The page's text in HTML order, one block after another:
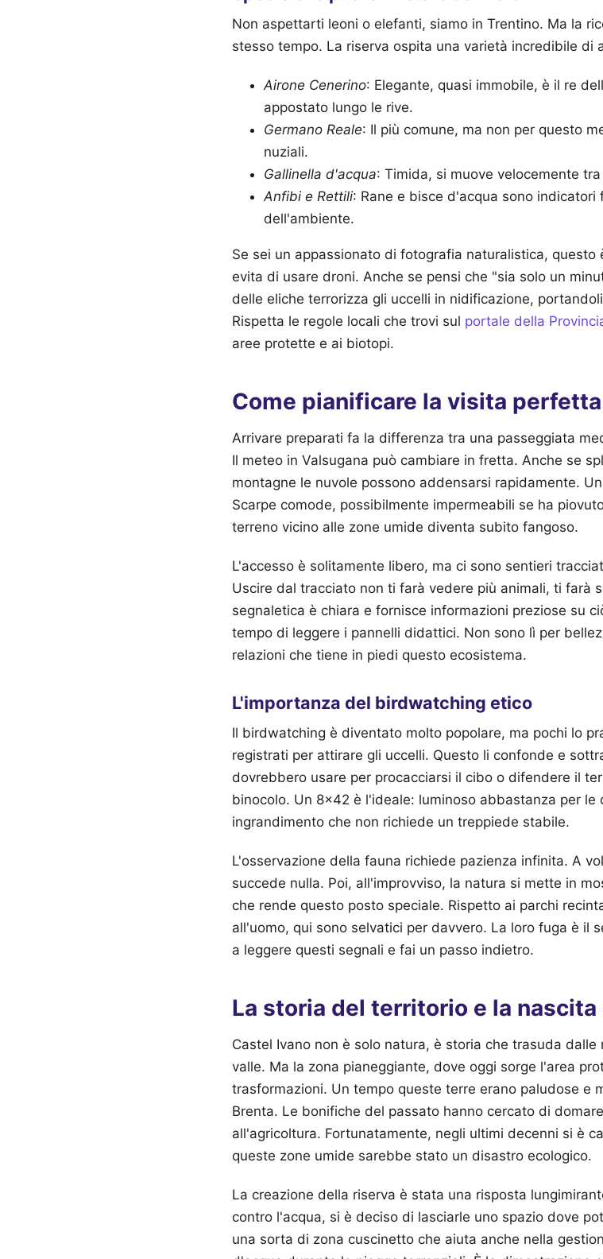
Non aspettarti leoni o elefanti, siamo in Trentino. Ma la
stesso tempo. La riserva ospita una varietà incredibile di
Airone Cenerino: Elegante, quasi immobile, è il re
appostato lungo le rive.
Germano Reale: Il più comune, ma non per questo
nuziali.
Gallinella d'acqua: Timida, si muove velocemente
Anfibi e Rettili: Rane e bisce d'acqua sono
dell'ambiente.
Se sei un appassionato di fotografia naturalistica, questo
evita di usare droni. Anche se pensi che "sia solo un
delle eliche terrorizza gli uccelli in nidificazione,
Rispetta le regole locali che trovi sul portale della
aree protette e ai biotopi.
Come pianificare la visita perfetta
Arrivare preparati fa la differenza tra una passeggiata
Il meteo in Valsugana può cambiare in fretta. Anche se
montagne le nuvole possono addensarsi rapidamente.
Scarpe comode, possibilmente impermeabili se ha
terreno vicino alle zone umide diventa subito fangoso.
L'accesso è solitamente libero, ma ci sono sentieri
Uscire dal tracciato non ti farà vedere più animali, ti farà
segnaletica è chiara e fornisce informazioni preziose su
tempo di leggere i pannelli didattici. Non sono lì per
relazioni che tiene in piedi questo ecosistema.
L'importanza del birdwatching etico
Il birdwatching è diventato molto popolare, ma pochi lo
registrati per attirare gli uccelli. Questo li confonde e
dovrebbero usare per procacciarsi il cibo o difendere il
binocolo. Un 8x42 è l'ideale: luminoso abbastanza per le
ingrandimento che non richiede un treppiede stabile.
L'osservazione della fauna richiede pazienza infinita. A
succede nulla. Poi, all'improvviso, la natura si mette in
che rende questo posto speciale. Rispetto ai parchi
all'uomo, qui sono selvatici per davvero. La loro fuga è il
a leggere questi segnali e fai un passo indietro.
La storia del territorio e la
Castel Ivano non è solo natura, è storia che trasuda
valle. Ma la zona pianeggiante, dove oggi sorge l'area
trasformazioni. Un tempo queste terre erano paludose e
Brenta. Le bonifiche del passato hanno cercato di
all'agricoltura. Fortunatamente, negli ultimi decenni si è
queste zone umide sarebbe stato un disastro ecologico.
La creazione della riserva è stata una risposta
contro l'acqua, si è deciso di lasciarle uno spazio dove
una sorta di zona cuscinetto che aiuta anche nella